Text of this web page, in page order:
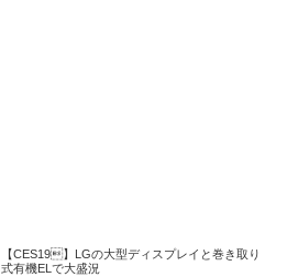
【CES19】LGの大型ディスプレイと巻き取り
式有機ELで大盛況